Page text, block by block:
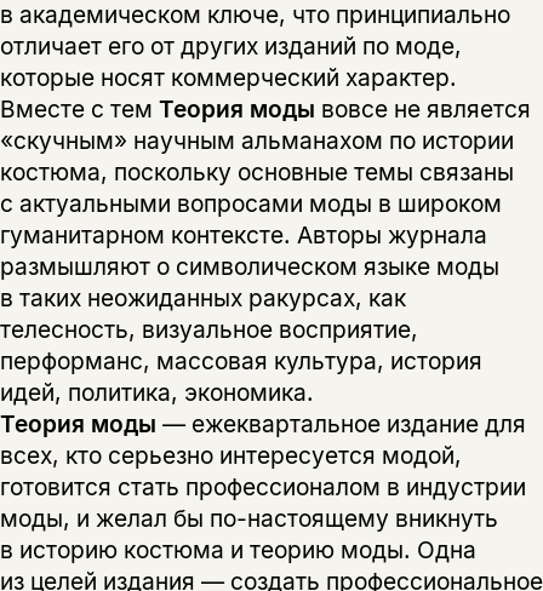
в академическом ключе, что принципиально
отличает его от других изданий по моде,
которые носят коммерческий характер.
Вместе с тем Теория моды вовсе не является
«скучным» научным альманахом по истории
костюма, поскольку основные темы связаны
с актуальными вопросами моды в широком
гуманитарном контексте. Авторы журнала
размышляют о символическом языке моды
в таких неожиданных ракурсах, как
телесность, визуальное восприятие,
перформанс, массовая культура, история
идей, политика, экономика.
Теория моды — ежеквартальное издание для
всех, кто серьезно интересуется модой,
готовится стать профессионалом в индустрии
моды, и желал бы по-настоящему вникнуть
в историю костюма и теорию моды. Одна
из целей издания — создать профессиональное